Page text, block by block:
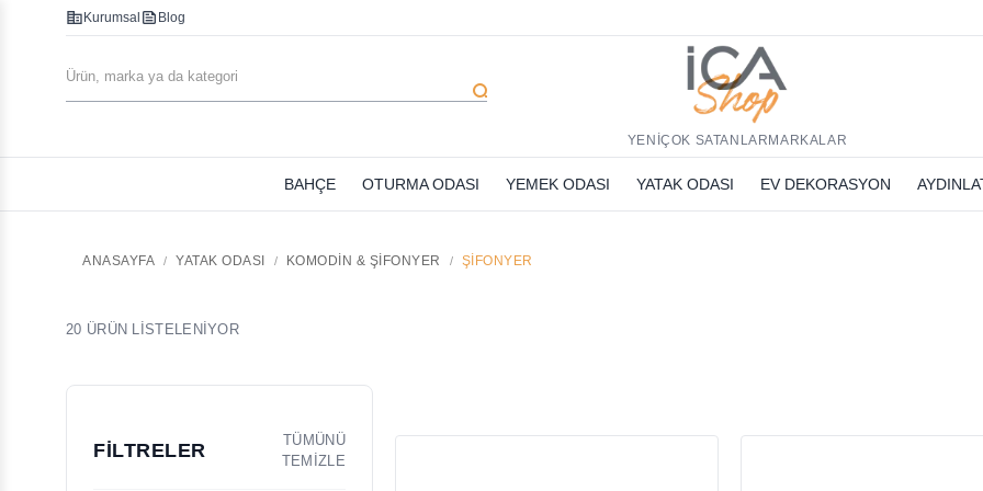
corporate_fare Kurumsal feed Blog
search
YENİÇOK SATANLAR MARKALAR
BAHÇE OTURMA ODASI YEMEK ODASI YATAK ODASI EV DEKORASYON
ANASAYFA YATAK ODASI KOMODIN & ŞIFONYER ŞIFONYER
20 ÜRÜN LİSTELENİYOR
FİLTRELER
TÜMÜNÜ
TEMİZLE